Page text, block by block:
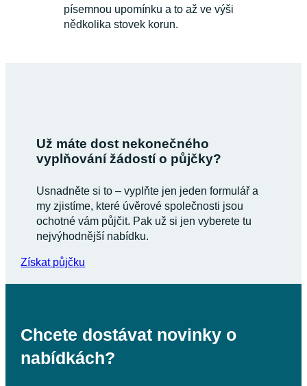
písemnou upomínku a to až ve výši
nědkolika stovek korun.
Už máte dost nekonečného
vyplňování žádostí o půjčky?
Usnadněte si to – vyplňte jen jeden formulář a
my zjistíme, které úvěrové společnosti jsou
ochotné vám půjčit. Pak už si jen vyberete tu
nejvýhodnější nabídku.
Získat půjčku
Chcete dostávat novinky o
nabídkách?